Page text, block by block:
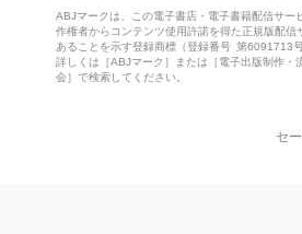
ABJマークは、この電子書店・電子書籍配信サー
作権者からコンテンツ使用許諾を得た正規版配信
あることを示す登録商標（登録番号 第6091713号
詳しくは［ABJマーク］または［電子出版制作・
会］で検索してください。
セ